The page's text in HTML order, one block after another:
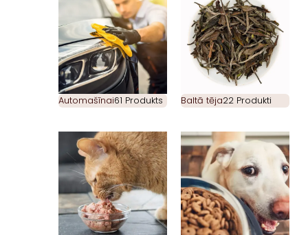
Automašīnai61 Produkts Baltā tēja22 Produkti